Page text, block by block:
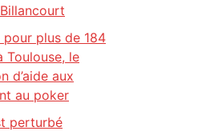
pour plus de 184
Toulouse, le
d’aide aux
au poker
perturbé